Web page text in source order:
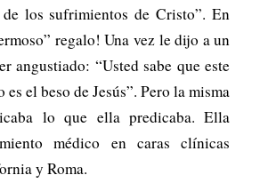
los sufrimientos de Cristo”. En
regalo! Una vez le dijo a un
angustiado: “Usted sabe que este
el beso de Jesús”. Pero la misma
lo que ella predicaba. Ella
médico en caras clínicas
y Roma.